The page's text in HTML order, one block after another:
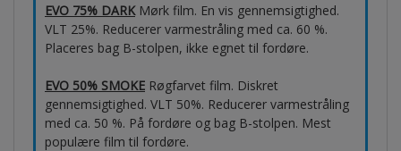
EVO 75% DARKMørk film. En vis gennemsigtighed.
VLT 25%. Reducerer varmestråling med ca. 60 %.
Placeres bag B-stolpen, ikke egnet til fordøre.
EVO 50% SMOKE Røgfarvet film. Diskret
gennemsigtighed. VLT 50%. Reducerer varmestråling
med ca. 50 %. På fordøre og bag B-stolpen. Mest
populære film til fordøre.